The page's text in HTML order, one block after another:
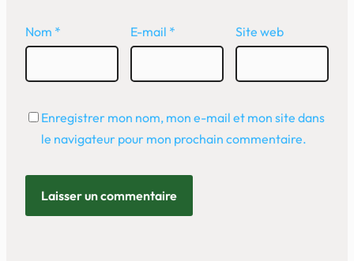
Nom * E-mail * Site web
Enregistrer mon nom, mon e-mail et mon site dans
le navigateur pour mon prochain commentaire.